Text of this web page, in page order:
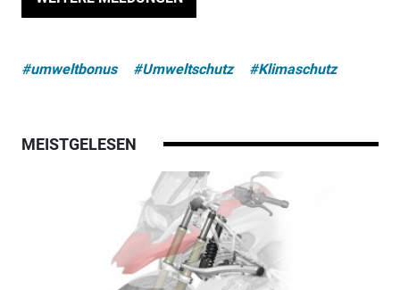
#umweltbonus #Umweltschutz #Klimaschutz
MEISTGELESEN